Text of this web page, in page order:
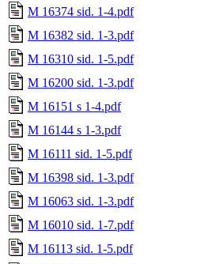
M 16374 sid. 1-4.pdf
M 16382 sid. 1-3.pdf
M 16310 sid. 1-5.pdf
M 16200 sid. 1-3.pdf
M 16151 s 1-4.pdf
M 16144 s 1-3.pdf
M 16111 sid. 1-5.pdf
M 16398 sid. 1-3.pdf
M 16063 sid. 1-3.pdf
M 16010 sid. 1-7.pdf
M 16113 sid. 1-5.pdf